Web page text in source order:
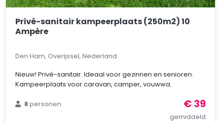
Privé-sanitair kampeerplaats (250m2) 10
Ampère
Den Ham, Overijssel, Nederland
Nieuw! Privé-sanitair. Ideaal voor gezinnen en senioren.
Kampeerplaats voor caravan, camper, vouwwa..
8personen € 39
gemiddeld